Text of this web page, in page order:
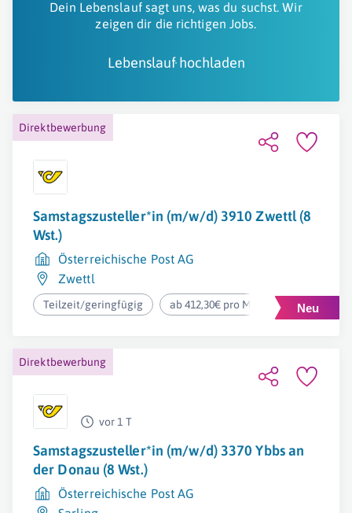
Dein Lebenslauf sagt uns, was du suchst. Wir
zeigen dir die richtigen Jobs.
Lebenslauf hochladen
Direktbewerbung
Samstagszusteller*in (m/w/d) 3910 Zwettl (8
Wst.)
Österreichische Post AG
Zwettl
Teilzeit/geringfügig ab 412,30€ pro Monat
Direktbewerbung
vor 1 T
Samstagszusteller*in (m/w/d) 3370 Ybbs an
der Donau (8 Wst.)
Österreichische Post AG